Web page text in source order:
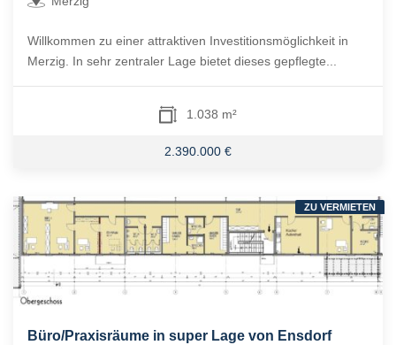
Willkommen zu einer attraktiven Investitionsmöglichkeit in
Merzig. In sehr zentraler Lage bietet dieses gepflegte...
1.038 m²
2.390.000 €
Büro/Praxisräume in super Lage von Ensdorf
ZU VERMIETEN